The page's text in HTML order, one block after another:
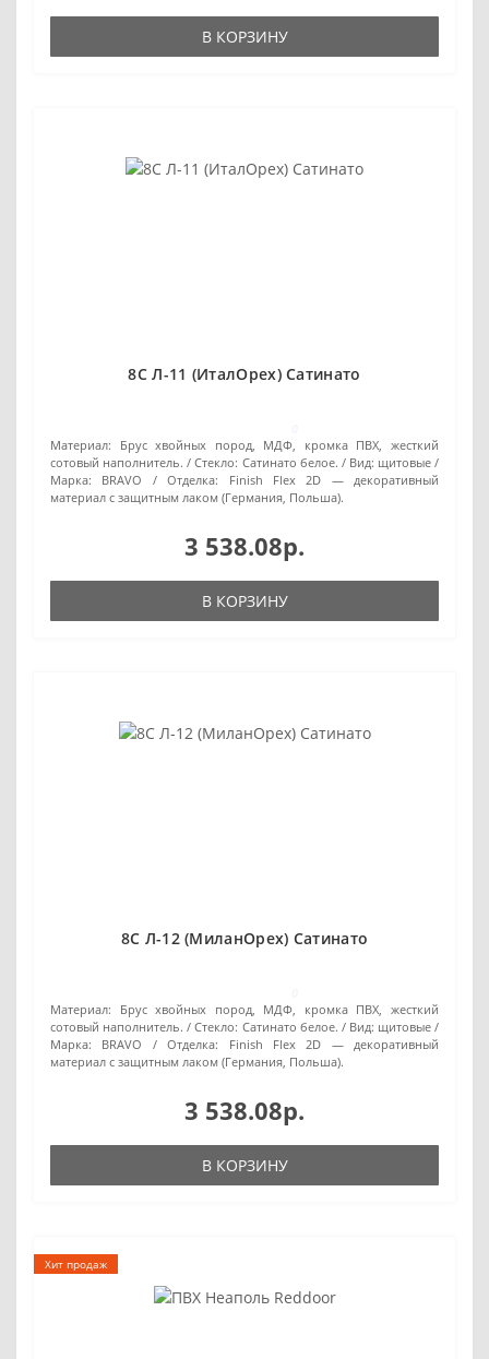
В КОРЗИНУ
8С Л-11 (ИталОрех) Сатинато
Материал:
Брус хвойных пород, МДФ, кромка ПВХ, жесткий
сотовый наполнитель.
Стекло: Сатинато белое. Вид: щитовые
Марка:
BRAVO Отделка:
Finish Flex 2D — декоративный
материал с защитным лаком (Германия, Польша).
3 538.08р.
В КОРЗИНУ
8С Л-12 (МиланОрех) Сатинато
Материал:
Брус хвойных пород, МДФ, кромка ПВХ, жесткий
сотовый наполнитель.
Стекло: Сатинато белое. Вид: щитовые
Марка:
BRAVO Отделка:
Finish Flex 2D — декоративный
материал с защитным лаком (Германия, Польша).
3 538.08р.
В КОРЗИНУ
Хит продаж